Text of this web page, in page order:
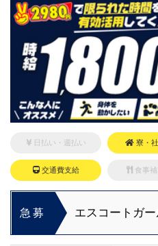
日払い・週払い 寮・
交通費支給 食事
急募
エスコートガ